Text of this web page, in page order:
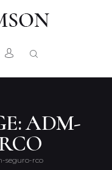
ADM-
seguro-rco